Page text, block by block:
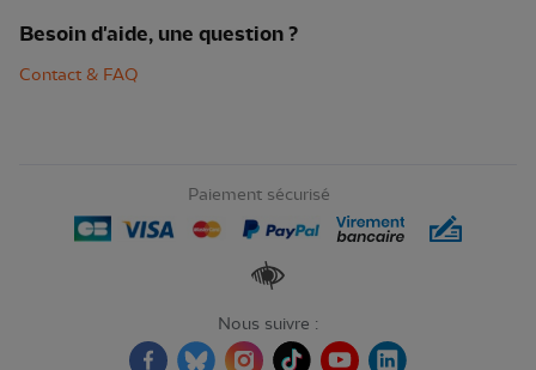
Besoin d'aide, une question ?
Contact & FAQ
Paiement sécurisé
Renforcer les contrastes
Nous suivre :